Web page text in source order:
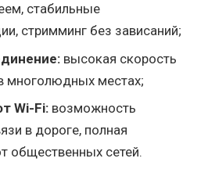
стабильные
стримминг без зависаний;
высокая скорость
многолюдных местах;
Wi-Fi: возможность
в дороге, полная
общественных сетей.